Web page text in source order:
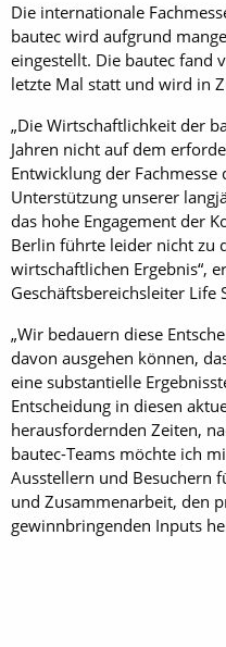
Die internationale
bautec wird aufgrund
eingestellt. Die bautec fand
letzte Mal statt und wird in
„Die Wirtschaftlichkeit der
Jahren nicht auf dem
Entwicklung der
Unterstützung unserer
das hohe Engagement der
Berlin führte leider nicht zu
wirtschaftlichen Ergebnis“,
Geschäftsbereichsleiter Life
„Wir bedauern diese
davon ausgehen können,
eine substantielle
Entscheidung in diesen
herausfordernden Zeiten,
bautec-Teams möchte ich
Ausstellern und Besuchern
und Zusammenarbeit, den
gewinnbringenden Inputs